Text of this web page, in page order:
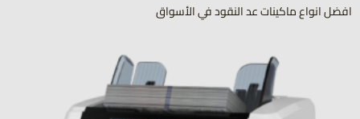
افضل انواع ماكينات عد النقود في الأسواق